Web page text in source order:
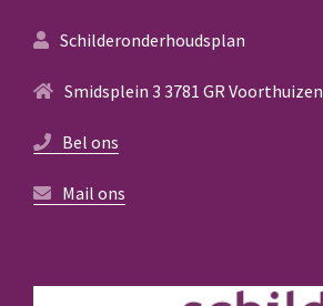
Schilderonderhoudsplan
Smidsplein 3 3781 GR Voorthuizen
Bel ons
Mail ons